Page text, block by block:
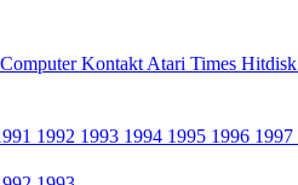
Computer Kontakt Atari Times Hitdisk
1992 1993 1994 1995 1996 1997